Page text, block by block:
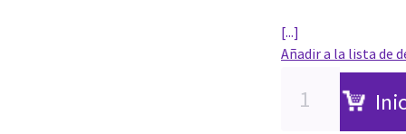
[...]
Añadir a la lista de